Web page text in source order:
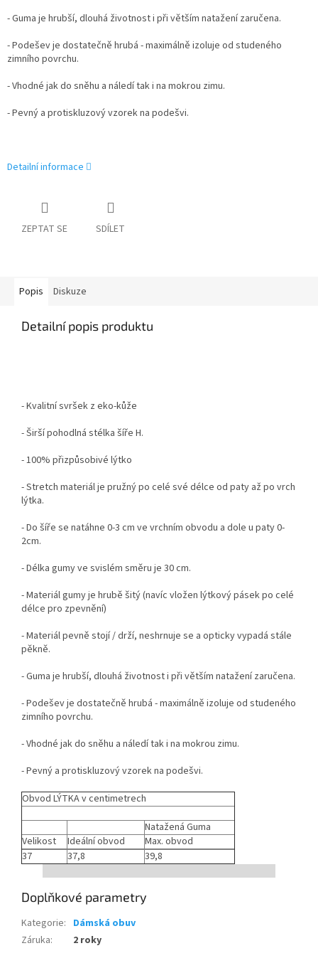
- Guma je hrubší, dlouhá životnost i při větším natažení zaručena.
- Podešev je dostatečně hrubá - maximálně izoluje od studeného
zimního povrchu.
- Vhodné jak do sněhu a náledí tak i na mokrou zimu.
- Pevný a protiskluzový vzorek na podešvi.
Detailní informace
ZEPTAT SE SDÍLET
Popis Diskuze
Detailní popis produktu
- Kvalitní svršek z eko-kůže
- Širší pohodlná stélka šíře H.
-100% přizpůsobivé lýtko
- Stretch materiál je pružný po celé své délce od paty až po vrch
lýtka.
- Do šíře se natáhne 0-3 cm ve vrchním obvodu a dole u paty 0-
2cm.
- Délka gumy ve svislém směru je 30 cm.
- Materiál gumy je hrubě šitý (navíc vložen lýtkový pásek po celé
délce pro zpevnění)
- Materiál pevně stojí / drží, neshrnuje se a opticky vypadá stále
pěkně.
- Guma je hrubší, dlouhá životnost i při větším natažení zaručena.
- Podešev je dostatečně hrubá - maximálně izoluje od studeného
zimního povrchu.
- Vhodné jak do sněhu a náledí tak i na mokrou zimu.
- Pevný a protiskluzový vzorek na podešvi.
Obvod LÝTKA v centimetrech
Natažená Guma
Velikost
Ideální obvod
Max. obvod
37
37,8
39,8
Doplňkové parametry
Kategorie: Dámská obuv
Záruka: 2 roky